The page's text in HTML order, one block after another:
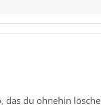
du ohnehin